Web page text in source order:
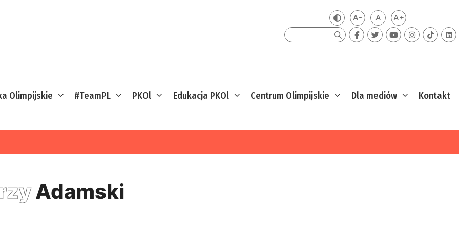
Zmień kontrast
A-Mniejsza czcionka
ADomyślna czcionka
A+Większa
Szukaj
Olimpijskie #TeamPL PKOl Edukacja PKOl Centrum Olimpijskie Dla mediów Kontakt
Adamski